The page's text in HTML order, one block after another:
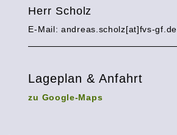
Herr Scholz
E-Mail: andreas.scholz[at]fvs-gf.de
Lageplan & Anfahrt
zu Google-Maps